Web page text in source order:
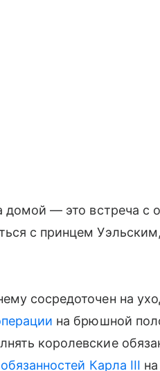
домой — это встреча с
с принцем
сосредоточен на
на брюшной
королевские
Карла III